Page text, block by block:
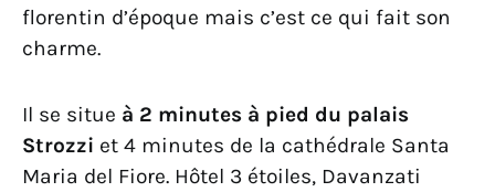
florentin d’époque mais c’est ce qui fait son
charme.
Il se situe à 2 minutes à pied du palais
Strozzi et 4 minutes de la cathédrale Santa
Maria del Fiore. Hôtel 3 étoiles, Davanzati